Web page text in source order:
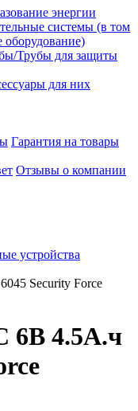
энергии
системы (в том
оборудование)
Трубы для защиты
для них
Гарантия на товары
Отзывы о компании
устройства
Security Force
6В 4.5А.ч